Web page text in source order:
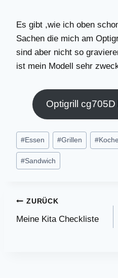
Es gibt ,wie ich oben
Sachen die mich am
sind aber nicht so
ist mein Modell sehr
Optigrill
Schlagworte:
#Essen #Grillen #
#Sandwich
ZURÜCK
Meine Kita Checkliste